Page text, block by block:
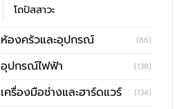
โถปัสสาวะ
ห้องครัวและอุปกรณ์ (86)
อุปกรณ์ไฟฟ้า (138)
เครื่องมือช่างและฮาร์ดแวร์ (134)